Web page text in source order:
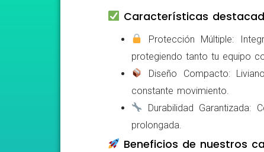
Características
Protección Múltiple:
protegiendo tanto tu equipo
Diseño Compacto:
constante movimiento.
Durabilidad
prolongada.
Beneficios de nuestros